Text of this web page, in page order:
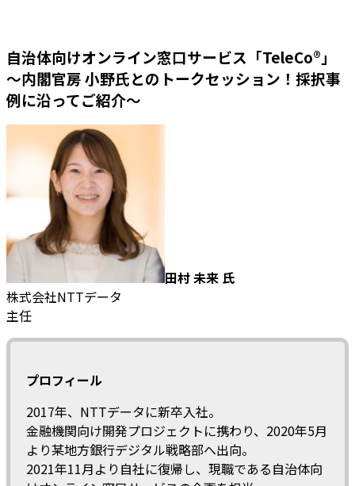
自治体向けオンライン窓口サービス「TeleCo®」
～内閣官房 小野氏とのトークセッション！採択事
例に沿ってご紹介～
田村 未来 氏
株式会社NTTデータ
主任
プロフィール
2017年、NTTデータに新卒入社。
金融機関向け開発プロジェクトに携わり、2020年5月
より某地方銀行デジタル戦略部へ出向。
2021年11月より自社に復帰し、現職である自治体向